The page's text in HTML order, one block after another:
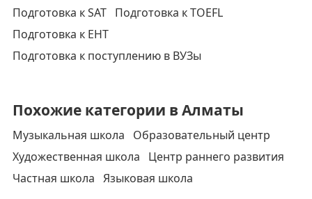
Подготовка к SAT Подготовка к TOEFL
Подготовка к ЕНТ
Подготовка к поступлению в ВУЗы
Похожие категории в Алматы
Музыкальная школа
Образовательный центр
Художественная школа
Центр раннего развития
Частная школа Языковая школа